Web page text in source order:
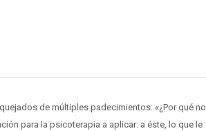
de múltiples padecimientos: «¿Por qué no
para la psicoterapia a aplicar: a éste, lo que le